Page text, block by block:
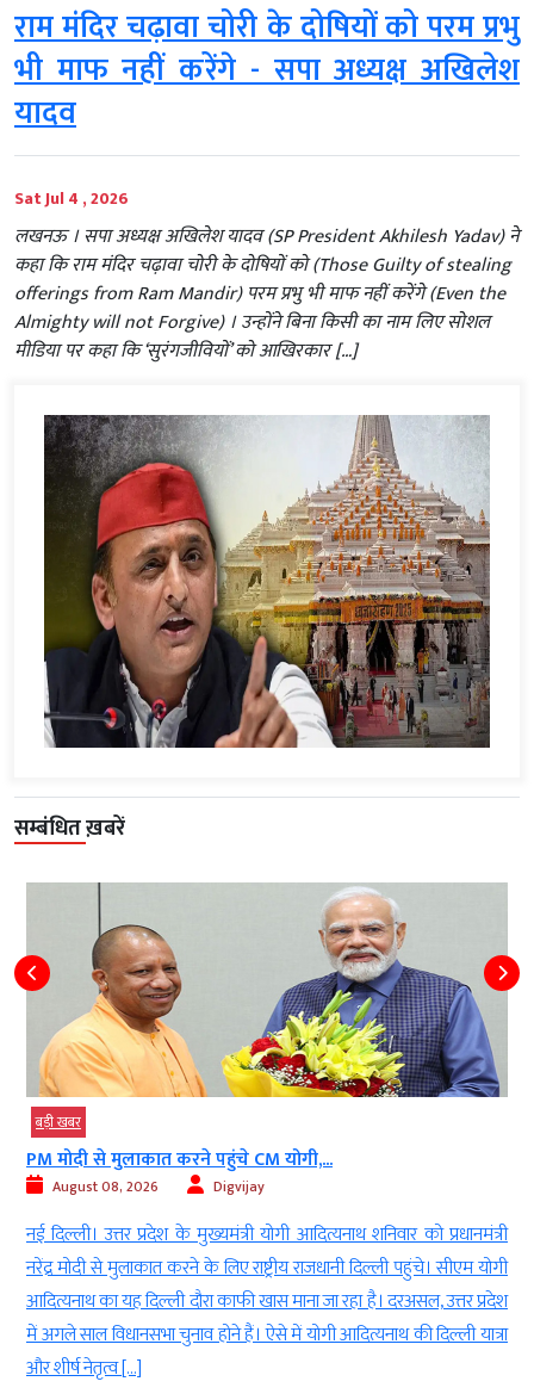
राम मंदिर चढ़ावा चोरी के दोषियों को परम प्रभु
भी माफ नहीं करेंगे - सपा अध्यक्ष अखिलेश
यादव
Sat Jul 4 , 2026
लखनऊ । सपा अध्यक्ष अखिलेश यादव (SP President Akhilesh Yadav) ने
कहा कि राम मंदिर चढ़ावा चोरी के दोषियों को (Those Guilty of stealing
offerings from Ram Mandir) परम प्रभु भी माफ नहीं करेंगे (Even the
Almighty will not Forgive) । उन्होंने बिना किसी का नाम लिए सोशल
मीडिया पर कहा कि ‘सुरंगजीवियों’ को आखिरकार […]
सम्बंधित ख़बरें
बड़ी खबर
PM मोदी से मुलाकात करने पहुंचे CM योगी,...
August 08, 2026 Digvijay
नई दिल्ली। उत्तर प्रदेश के मुख्यमंत्री योगी आदित्यनाथ शनिवार को प्रधानमंत्री
नरेंद्र मोदी से मुलाकात करने के लिए राष्ट्रीय राजधानी दिल्ली पहुंचे। सीएम योगी
आदित्यनाथ का यह दिल्ली दौरा काफी खास माना जा रहा है। दरअसल, उत्तर प्रदेश
में अगले साल विधानसभा चुनाव होने हैं। ऐसे में योगी आदित्यनाथ की दिल्ली यात्रा
और शीर्ष नेतृत्व […]